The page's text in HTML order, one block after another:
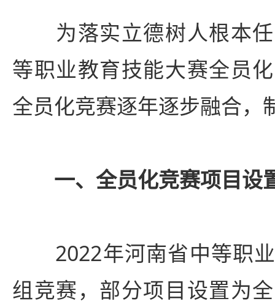
为落实立德树人根本任
等职业教育技能大赛全员
全员化竞赛逐年逐步融合，
一、全员化竞赛项目设
2022年河南省中等职业
组竞赛，部分项目设置为